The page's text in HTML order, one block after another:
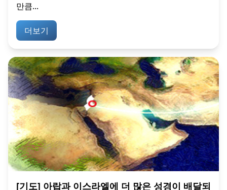
만큼...
더보기
[기도] 아랍과 이스라엘에 더 많은 성경이 배달되